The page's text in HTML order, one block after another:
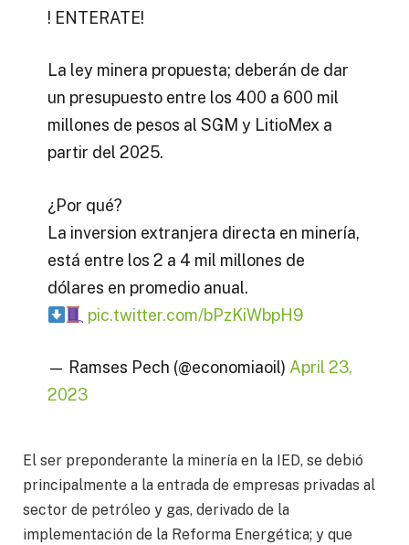
! ENTERATE!
La ley minera propuesta; deberán de dar
un presupuesto entre los 400 a 600 mil
millones de pesos al SGM y LitioMex a
partir del 2025.
¿Por qué?
La inversion extranjera directa en minería,
está entre los 2 a 4 mil millones de
dólares en promedio anual.
pic.twitter.com/bPzKiWbpH9
— Ramses Pech (@economiaoil) April 23,
2023
El ser preponderante la minería en la IED, se debió
principalmente a la entrada de empresas privadas al
sector de petróleo y gas, derivado de la
implementación de la Reforma Energética; y que